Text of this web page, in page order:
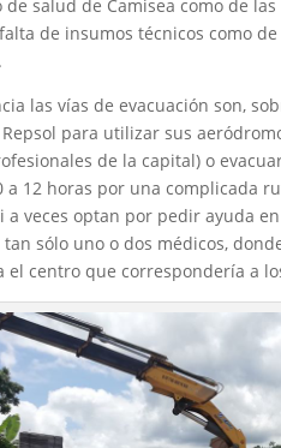
salud de Camisea como de
de insumos técnicos como
las vías de evacuación son,
para utilizar sus
de la capital) o
12 horas por una complicada
a veces optan por pedir ayuda
sólo uno o dos médicos,
el centro que correspondería a